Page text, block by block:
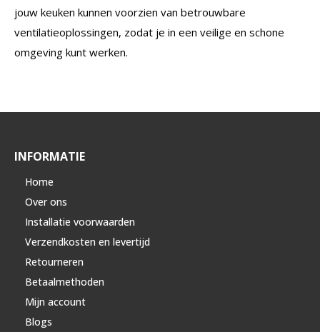
jouw keuken kunnen voorzien van betrouwbare
ventilatieoplossingen, zodat je in een veilige en schone
omgeving kunt werken.
INFORMATIE
Home
Over ons
Installatie voorwaarden
Verzendkosten en levertijd
Retourneren
Betaalmethoden
Mijn account
Blogs